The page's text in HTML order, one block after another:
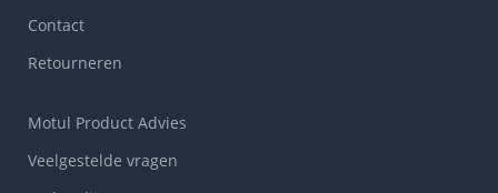
Contact
Retourneren
Motul Product Advies
Veelgestelde vragen